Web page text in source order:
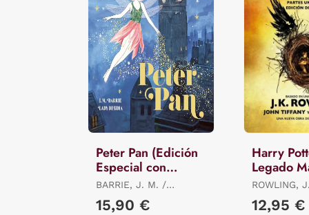
Peter Pan (Edición
Especial con
Cantos Tintados)
BARRIE, J. M. /
DESIDIA, LADY
15,90 €
Harry
Legado
(Harry
ROWLING,
12,95 €